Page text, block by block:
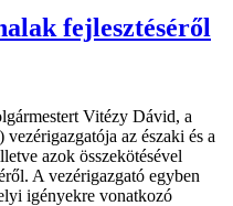
fejlesztéséről
Vitézy Dávid, a
az északi és a
azok összekötésével
A vezérigazgató egyben
igényekre vonatkozó